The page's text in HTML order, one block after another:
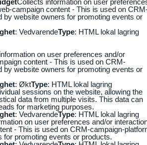
campaign content - This is used on
by website owners for promoting events or
: VedvarendeType: HTML lokal lagring
on user preferences and/or
content - This is used on CRM-
by website owners for promoting events or
: ØktType: HTML lokal lagring
sessions on the website, allowing the
data from multiple visits. This data can
for marketing purposes.
: VedvarendeType: HTML lokal lagring
on user preferences and/or
- This is used on CRM-campaign-
for promoting events or products.